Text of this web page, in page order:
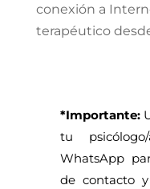
conexión a
terapéutico
*Importante:
tu
WhatsApp
de contacto